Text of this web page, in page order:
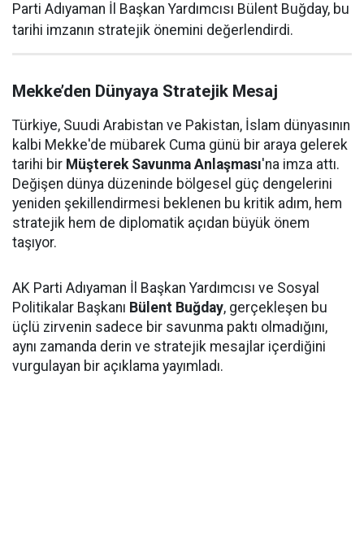
Parti Adıyaman İl Başkan Yardımcısı Bülent Buğday, bu
tarihi imzanın stratejik önemini değerlendirdi.
Mekke’den Dünyaya Stratejik Mesaj
Türkiye, Suudi Arabistan ve Pakistan, İslam dünyasının
kalbi Mekke'de mübarek Cuma günü bir araya gelerek
tarihi bir Müşterek Savunma Anlaşması'na imza attı.
Değişen dünya düzeninde bölgesel güç dengelerini
yeniden şekillendirmesi beklenen bu kritik adım, hem
stratejik hem de diplomatik açıdan büyük önem
taşıyor.
AK Parti Adıyaman İl Başkan Yardımcısı ve Sosyal
Politikalar Başkanı Bülent Buğday, gerçekleşen bu
üçlü zirvenin sadece bir savunma paktı olmadığını,
aynı zamanda derin ve stratejik mesajlar içerdiğini
vurgulayan bir açıklama yayımladı.